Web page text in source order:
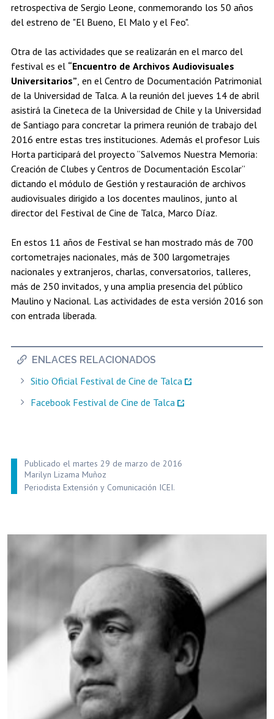
ENLACES RELACIONADOS
Sitio Oficial Festival de Cine de Talca
Facebook Festival de Cine de Talca
retrospectiva de Sergio Leone, conmemorando los 50 años
del estreno de "El Bueno, El Malo y el Feo".
Otra de las actividades que se realizarán en el marco del
festival es el “Encuentro de Archivos Audiovisuales
Universitarios”, en el Centro de Documentación Patrimonial
de la Universidad de Talca. A la reunión del jueves 14 de abril
asistirá la Cineteca de la Universidad de Chile y la Universidad
de Santiago para concretar la primera reunión de trabajo del
2016 entre estas tres instituciones. Además el profesor Luis
Horta participará del proyecto “Salvemos Nuestra Memoria:
Creación de Clubes y Centros de Documentación Escolar”
dictando el módulo de Gestión y restauración de archivos
audiovisuales dirigido a los docentes maulinos, junto al
director del Festival de Cine de Talca, Marco Díaz.
En estos 11 años de Festival se han mostrado más de 700
cortometrajes nacionales, más de 300 largometrajes
nacionales y extranjeros, charlas, conversatorios, talleres,
más de 250 invitados, y una amplia presencia del público
Maulino y Nacional. Las actividades de esta versión 2016 son
con entrada liberada.
Publicado el martes 29 de marzo de 2016
Marilyn Lizama Muñoz
Periodista Extensión y Comunicación ICEI.